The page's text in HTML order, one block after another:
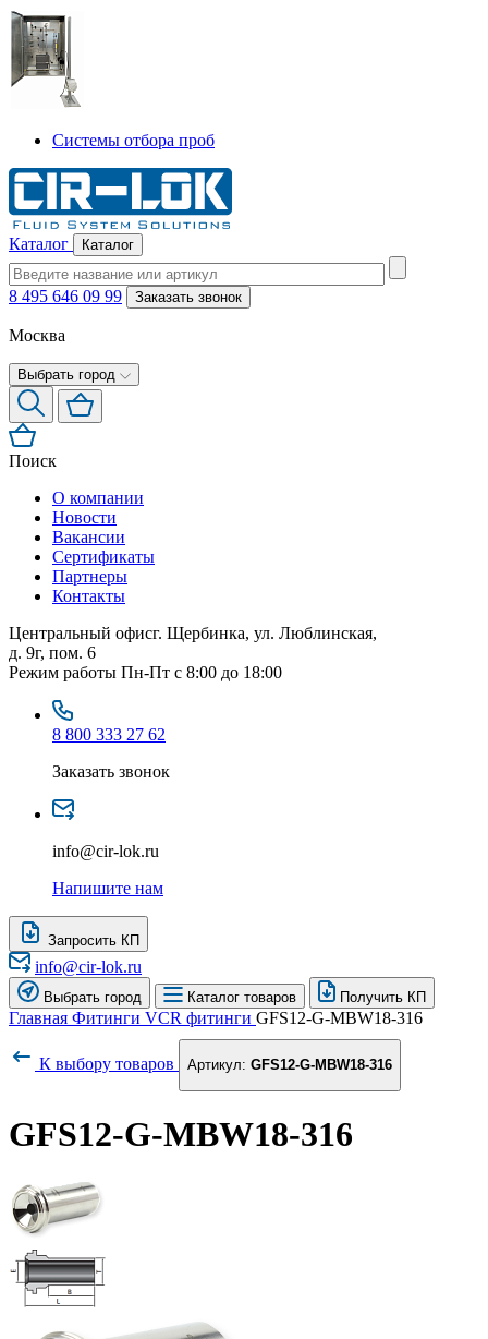
Системы отбора проб
Каталог Каталог
8 495 646 09 99 Заказать звонок
Москва
Выбрать город
Поиск
О компании
Новости
Вакансии
Сертификаты
Партнеры
Контакты
Центральный офисг. Щербинка, ул. Люблинская,
д. 9г, пом. 6
Режим работы Пн-Пт с 8:00 до 18:00
8 800 333 27 62
Заказать звонок
info@cir-lok.ru
Напишите нам
Запросить КП
info@cir-lok.ru
Выбрать город Каталог товаров Получить КП
Главная Фитинги VCR фитинги GFS12-G-MBW18-316
К выбору товаров Артикул: GFS12-G-MBW18-316
GFS12-G-MBW18-316